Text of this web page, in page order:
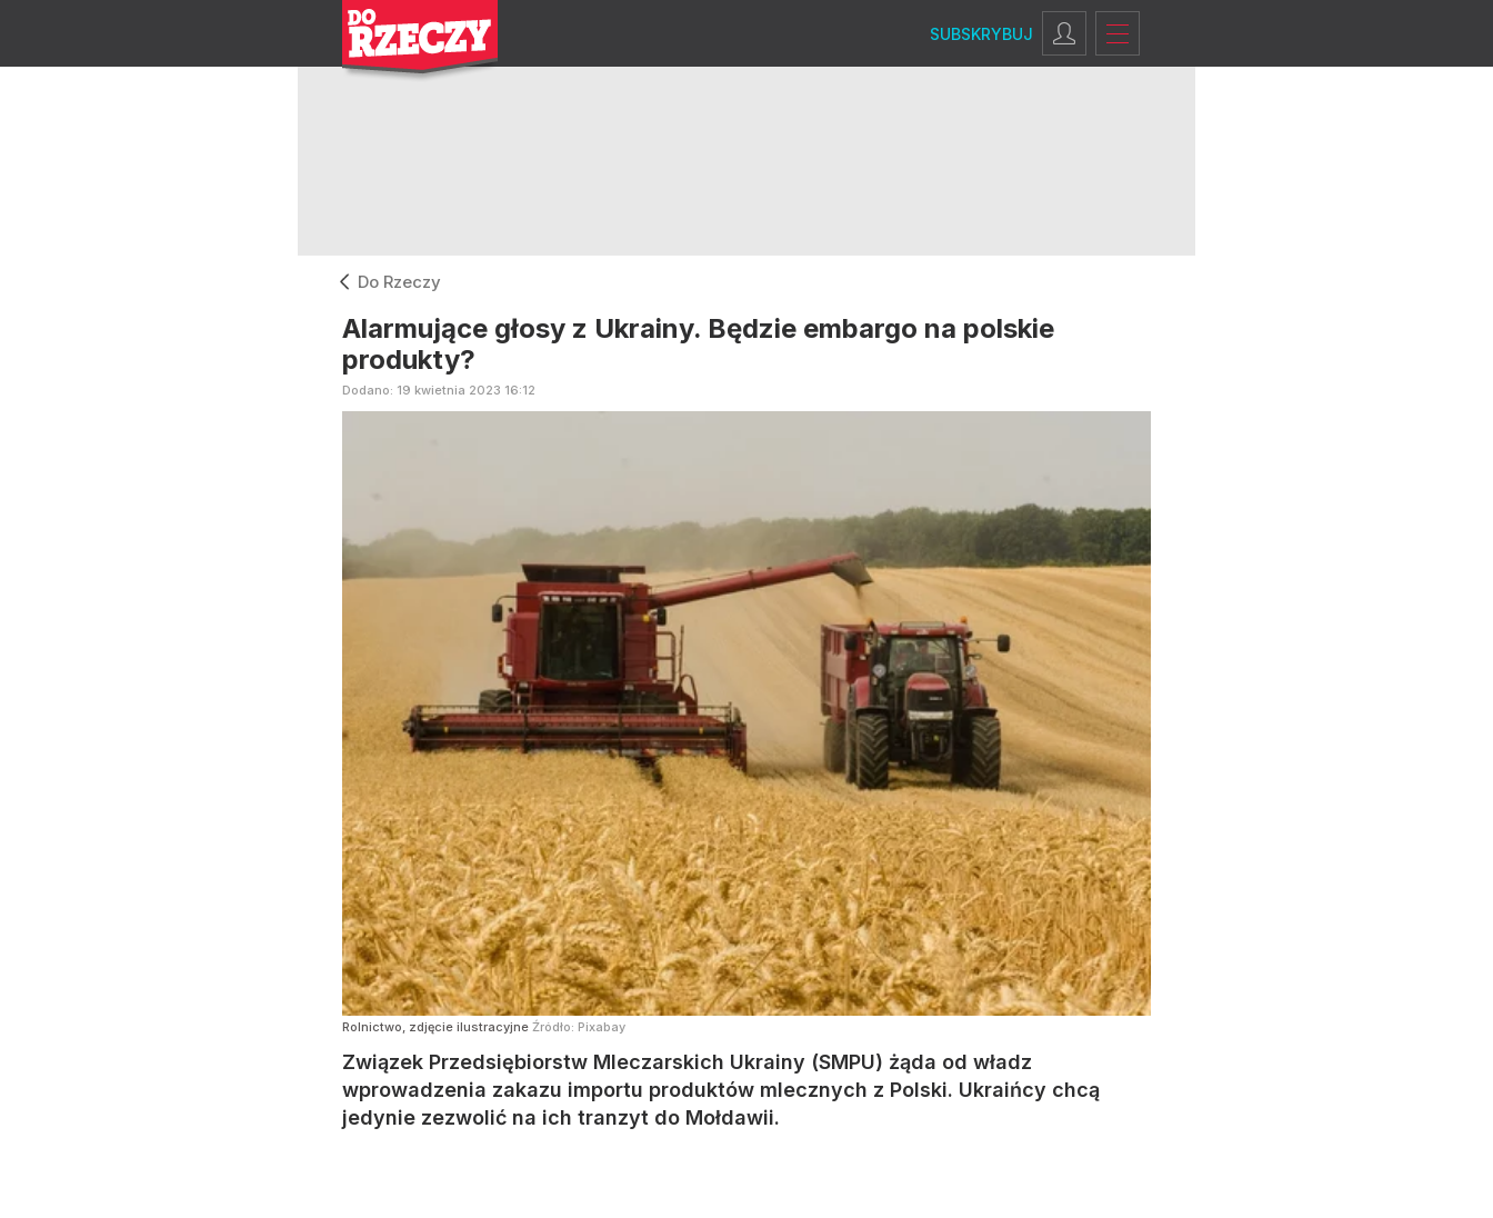
SUBSKRYBUJ
Do Rzeczy
Alarmujące głosy z Ukrainy. Będzie embargo na polskie
produkty?
Dodano: 19 kwietnia 2023 16:12
Rolnictwo, zdjęcie ilustracyjne Źródło: Pixabay
Związek Przedsiębiorstw Mleczarskich Ukrainy (SMPU) żąda od władz
wprowadzenia zakazu importu produktów mlecznych z Polski. Ukraińcy chcą
jedynie zezwolić na ich tranzyt do Mołdawii.